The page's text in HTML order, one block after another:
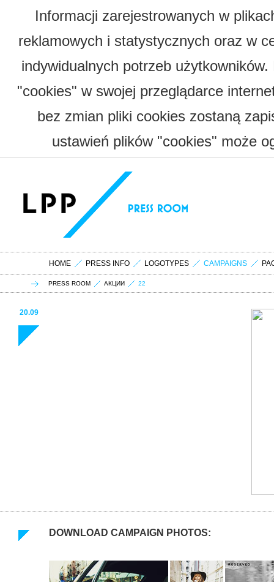
Informacji zarejestrowanych w
reklamowych i statystycznych oraz w
indywidualnych potrzeb
"cookies" w swojej przeglądarce
bez zmian pliki cookies zostaną
ustawień plików "cookies" może
HOME PRESS INFO LOGOTYPES CAMPAIGNS
PRESS ROOM АКЦИИ 22
20.09
DOWNLOAD CAMPAIGN PHOTOS: